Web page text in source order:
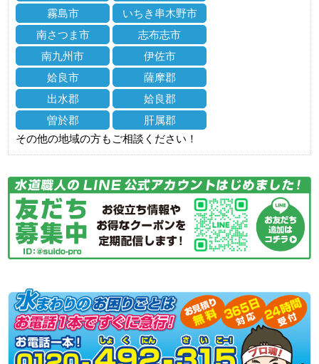
霧島市
いちき串木野市
南さつま市
志布志市
南九州市
伊佐市
姶良市
薩摩郡
出水郡
姶良郡
曽於郡
肝属郡
その他の地域の方もご相談ください！